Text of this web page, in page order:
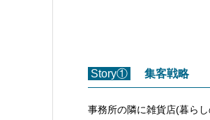
Story① 集客戦略
事務所の隣に雑貨店(暮ら